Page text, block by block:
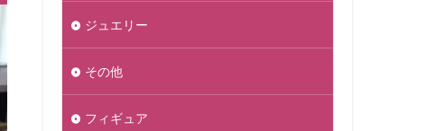
ジュエリー
その他
フィギュア